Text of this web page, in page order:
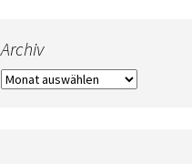
Archiv
Archiv